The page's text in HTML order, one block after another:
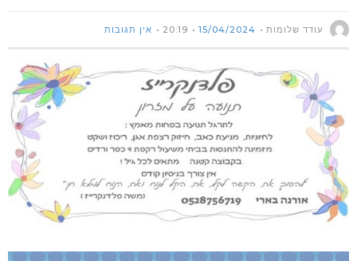
עודד שלומות 15/04/2024
20:19 אין תגובות